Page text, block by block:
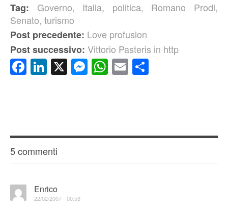
Tag:
Governo, Italia, politica, Romano Prodi,
Senato, turismo
Post precedente: Love profusion
Post successivo: Vittorio Pasteris in http
Facebook
LinkedIn
X Messenger
WhatsApp
Email
5 commenti
Enrico
22/02/2007 - 00:53